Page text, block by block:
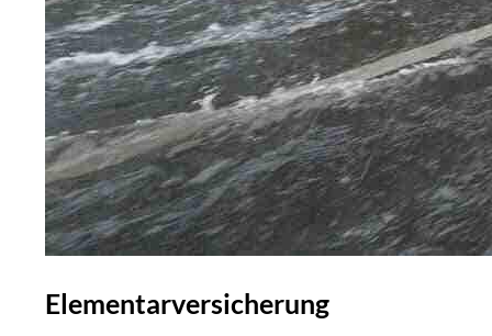
Elementarversicherung